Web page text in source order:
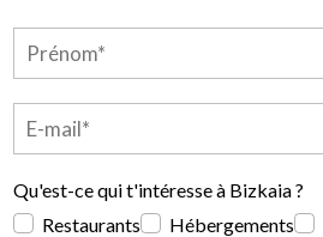
Qu'est-ce qui t'intéresse à Bizkaia ?
Restaurants
Hébergements